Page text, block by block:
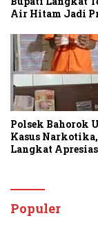
Air Hitam Jadi
Polsek Bahorok
Kasus
Langkat
Layanan 110
Populer